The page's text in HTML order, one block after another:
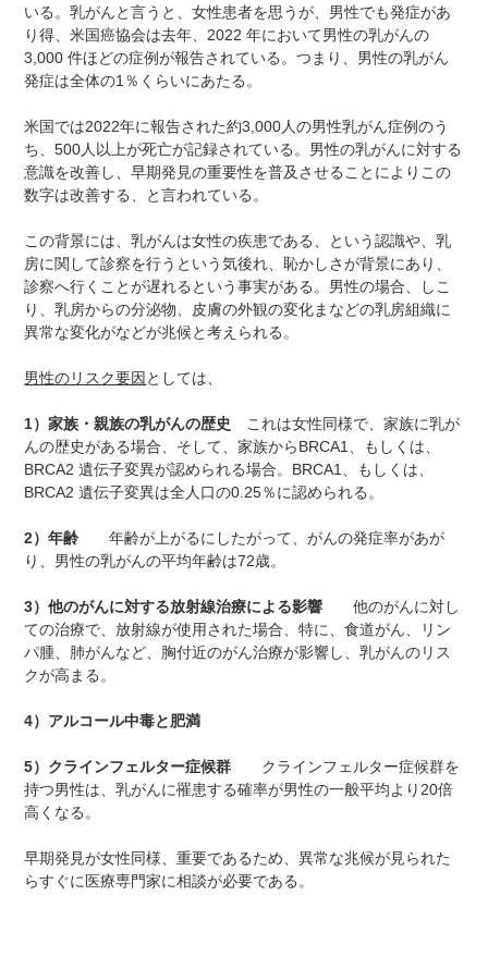
いる。乳がんと言うと、女性患者を思うが、男性でも発症があ
り得、米国癌協会は去年、2022 年において男性の乳がんの
3,000 件ほどの症例が報告されている。つまり、男性の乳がん
発症は全体の1％くらいにあたる。
米国では2022年に報告された約3,000人の男性乳がん症例のう
ち、500人以上が死亡が記録されている。男性の乳がんに対する
意識を改善し、早期発見の重要性を普及させることによりこの
数字は改善する、と言われている。
この背景には、乳がんは女性の疾患である、という認識や、乳
房に関して診察を行うという気後れ、恥かしさが背景にあり、
診察へ行くことが遅れるという事実がある。男性の場合、しこ
り、乳房からの分泌物、皮膚の外観の変化まなどの乳房組織に
異常な変化がなどが兆候と考えられる。
男性のリスク要因 としては、
1）家族・親族の乳がんの歴史 これは女性同様で、家族に乳が
んの歴史がある場合、そして、家族からBRCA1、もしくは、
BRCA2 遺伝子変異が認められる場合。BRCA1、もしくは、
BRCA2 遺伝子変異は全人口の0.25％に認められる。
2）年齢年齢が上がるにしたがって、がんの発症率があが
り、男性の乳がんの平均年齢は72歳。
3）他のがんに対する放射線治療による影響他のがんに対し
ての治療で、放射線が使用された場合、特に、食道がん、リン
パ腫、肺がんなど、胸付近のがん治療が影響し、乳がんのリス
クが高まる。
4）アルコール中毒と肥満
5）クラインフェルター症候群 クラインフェルター症候群を
持つ男性は、乳がんに罹患する確率が男性の一般平均より20倍
高くなる。
早期発見が女性同様、重要であるため、異常な兆候が見られた
らすぐに医療専門家に相談が必要である。